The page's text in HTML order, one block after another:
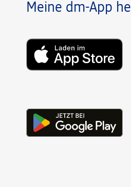
Meine dm-App